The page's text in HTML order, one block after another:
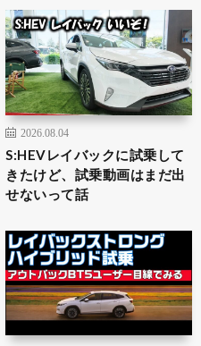
2026.08.04
S:HEVレイバックに試乗して
きたけど、試乗動画はまだ出
せないって話